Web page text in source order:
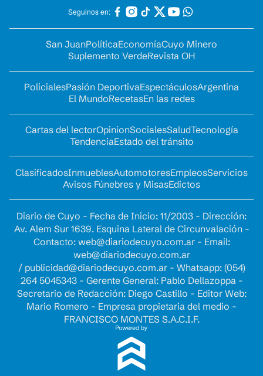
Seguinos en:
San JuanPolíticaEconomíaCuyo Minero
Suplemento VerdeRevista OH
PolicialesPasión DeportivaEspectáculosArgentina
El MundoRecetasEn las redes
Cartas del lectorOpinionSocialesSaludTecnología
TendenciaEstado del tránsito
ClasificadosInmueblesAutomotoresEmpleosServicios
Avisos Fúnebres y MisasEdictos
Diario de Cuyo - Fecha de Inicio: 11/2003 - Dirección:
Av. Alem Sur 1639. Esquina Lateral de Circunvalación -
Contacto: web@diariodecuyo.com.ar- Email:
web@diariodecuyo.com.ar
/ publicidad@diariodecuyo.com.ar- Whatsapp: (054)
264 5045343 - Gerente General: Pablo Dellazoppa -
Secretario de Redacción: Diego Castillo - Editor Web:
Mario Romero - Empresa propietaria del medio -
FRANCISCO MONTES S.A.C.I.F.